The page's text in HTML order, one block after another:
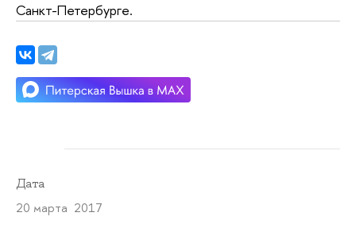
Санкт-Петербурге.
Дата
20 марта 2017